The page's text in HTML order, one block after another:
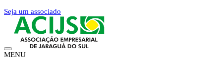
Seja um associado
MENU